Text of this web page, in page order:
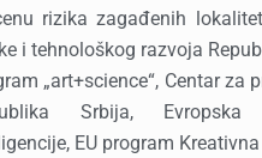
rizika zagađenih
i tehnološkog razvoja
„art+science“, Centar za
Srbija, Evropska
EU program